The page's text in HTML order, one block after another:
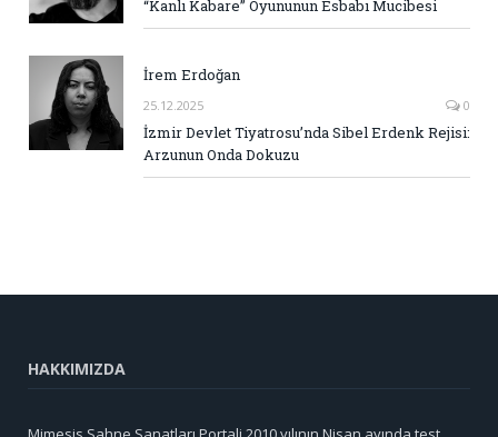
“Kanlı Kabare” Oyununun Esbabı Mucibesi
İrem Erdoğan
25.12.2025 0
İzmir Devlet Tiyatrosu’nda Sibel Erdenk Rejisi:
Arzunun Onda Dokuzu
HAKKIMIZDA